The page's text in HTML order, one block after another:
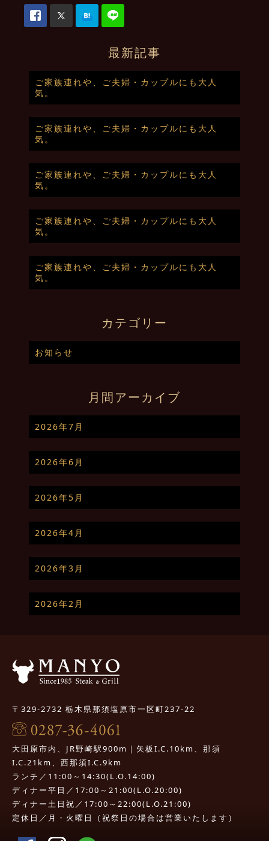
最新記事
ご家族連れや、ご夫婦・カップルにも大人
気。
ご家族連れや、ご夫婦・カップルにも大人
気。
ご家族連れや、ご夫婦・カップルにも大人
気。
ご家族連れや、ご夫婦・カップルにも大人
気。
ご家族連れや、ご夫婦・カップルにも大人
気。
カテゴリー
お知らせ
月間アーカイブ
2026年7月
2026年6月
2026年5月
2026年4月
2026年3月
2026年2月
〒329-2732 栃木県那須塩原市一区町237-22
大田原市内、JR野崎駅900m｜矢板I.C.10km、那須
I.C.21km、西那須I.C.9km
ランチ／11:00～14:30(L.O.14:00)
ディナー平日／17:00～21:00(L.O.20:00)
ディナー土日祝／17:00～22:00(L.O.21:00)
定休日／月・火曜日（祝祭日の場合は営業いたします）